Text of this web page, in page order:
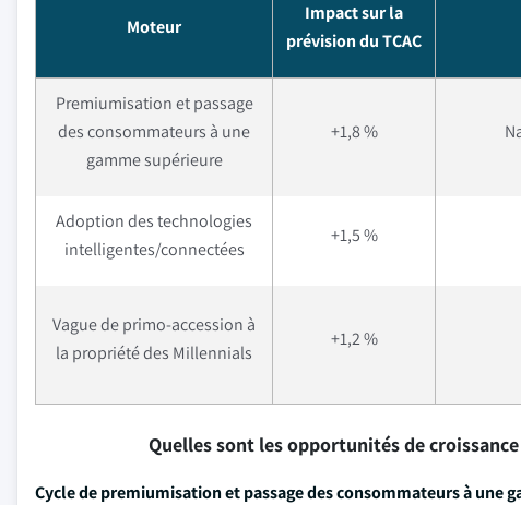
Moteur
Impact sur la
prévision du TCAC
Premiumisation et passage
des consommateurs à une
gamme supérieure
+1,8 %
Adoption des technologies
intelligentes/connectées
+1,5 %
Vague de primo-accession à
la propriété des Millennials
+1,2 %
Quelles sont les opportunités de
Cycle de premiumisation et passage des consommateurs à une